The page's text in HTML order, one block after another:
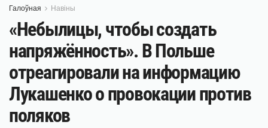
Галоўная Навіны
«Небылицы, чтобы создать
напряжённость». В Польше
отреагировали на информацию
Лукашенко о провокации против
поляков